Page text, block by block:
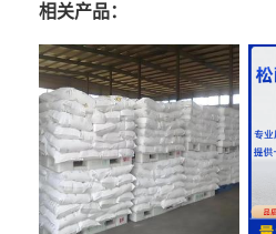
相关产品：